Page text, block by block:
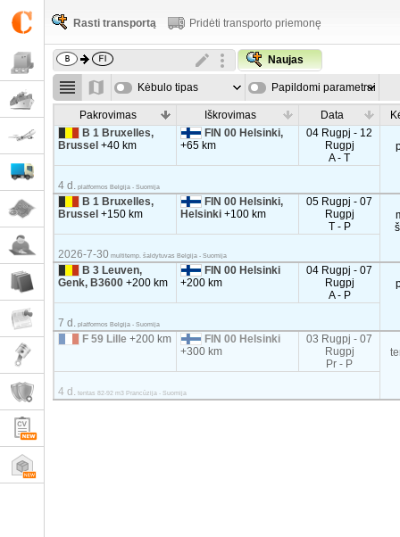
Rasti transportą Pridėti transporto priemonę
Naujas
Kėbulo tipas Papildomi parametrai
Pakrovimas Iškrovimas Data
B 1 Bruxelles,
Brussel+40 km
FIN 00 Helsinki,
+65 km
04 Rugpj - 12
Rugpj
A - T
4 d. platformos Belgija - Suomija
B 1 Bruxelles,
Brussel+150 km
FIN 00 Helsinki,
Helsinki+100 km
05 Rugpj - 07
Rugpj
T - P
2026-7-30 multitemp. šaldytuvas Belgija - Suomija
B 3 Leuven,
Genk, B3600+200 km
FIN 00 Helsinki
+200 km
04 Rugpj - 07
Rugpj
A - P
7 d. platformos Belgija - Suomija
F 59 Lille+200 km
FIN 00 Helsinki
+300 km
03 Rugpj - 07
Rugpj
Pr - P
4 d. tentas 82-92 m3 Prancūzija - Suomija